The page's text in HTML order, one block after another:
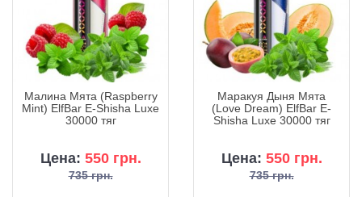
Малина Мята (Raspberry
Mint) ElfBar E-Shisha Luxe
30000 тяг
Цена: 550 грн.
735 грн.
Маракуя Дыня Мята
(Love Dream) ElfBar E-
Shisha Luxe 30000 тяг
Цена: 550 грн.
735 грн.